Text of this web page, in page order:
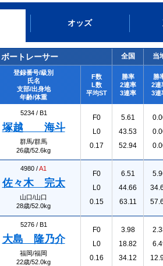
オッズ
ボートレーサー 全国 当
登録番号/級別
氏名
支部/出身地
年齢/体重
F数
L数
平均ST
勝率
2連率
3連率
勝
2連
3連
5234 / B1
塚越 海斗
群馬/群馬
26歳/52.6kg
F0
L0
0.17
5.61
43.53
52.94
4980 /A1
佐々木 完太
山口/山口
28歳/52.0kg
F0
L0
0.15
6.51
44.66
63.11
5276 / B1
大島 隆乃介
福岡/福岡
22歳/52.0kg
F0
L0
0.16
3.98
18.82
34.12